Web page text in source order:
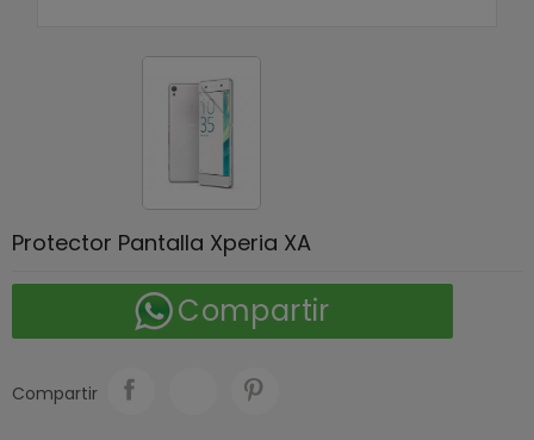
Protector Pantalla Xperia XA
Compartir
Compartir